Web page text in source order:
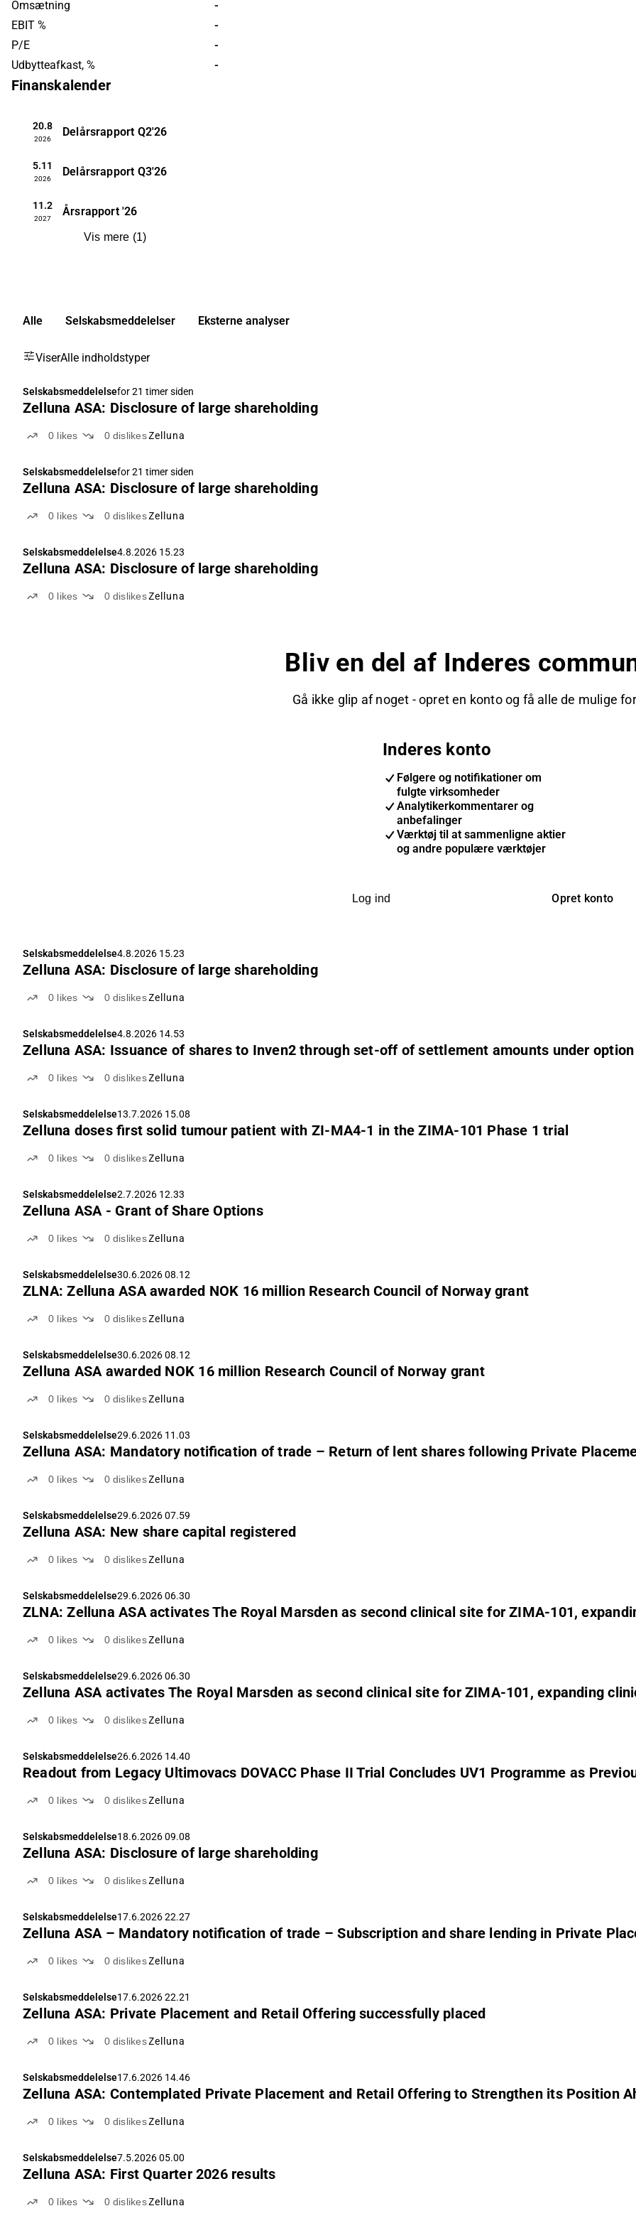
America. Ultimovacs was founded in
2011 and is headquartered in Oslo.
Omsætning
-
EBIT %
-
P/E
-
Udbytteafkast, %
-
Finanskalender
20.8
2026
Delårsrapport Q2'26
5.11
2026
Delårsrapport Q3'26
11.2
2027
Årsrapport '26
Vis mere (1)
Alle Selskabsmeddelelser Eksterne analyser
ViserAlle indholdstyper
Selskabsmeddelelsefor 21 timer siden
Zelluna ASA: Disclosure of large shareholding
0 likes 0 dislikes Zelluna
Selskabsmeddelelsefor 21 timer siden
Zelluna ASA: Disclosure of large shareholding
0 likes 0 dislikes Zelluna
Selskabsmeddelelse4.8.2026 15.23
Zelluna ASA: Disclosure of large shareholding
0 likes 0 dislikes Zelluna
Bliv en del af Inderes
Gå ikke glip af noget - opret en konto og få alle de mulige
Inderes konto
Følgere og notifikationer om
fulgte virksomheder
Analytikerkommentarer og
anbefalinger
Værktøj til at sammenligne aktier
og andre populære værktøjer
Log ind Opret konto
Selskabsmeddelelse4.8.2026 15.23
Zelluna ASA: Disclosure of large shareholding
0 likes 0 dislikesZelluna
Selskabsmeddelelse4.8.2026 14.53
Zelluna ASA: Issuance of shares to Inven2 through set-off of settlement amounts under
0 likes 0 dislikesZelluna
Selskabsmeddelelse13.7.2026 15.08
Zelluna doses first solid tumour patient with ZI-MA4-1 in the ZIMA-101 Phase 1 trial
0 likes 0 dislikesZelluna
Selskabsmeddelelse2.7.2026 12.33
Zelluna ASA - Grant of Share Options
0 likes 0 dislikesZelluna
Selskabsmeddelelse30.6.2026 08.12
ZLNA: Zelluna ASA awarded NOK 16 million Research Council of Norway grant
0 likes 0 dislikesZelluna
Selskabsmeddelelse30.6.2026 08.12
Zelluna ASA awarded NOK 16 million Research Council of Norway grant
0 likes 0 dislikesZelluna
Selskabsmeddelelse29.6.2026 11.03
Zelluna ASA: Mandatory notification of trade – Return of lent shares following Private
0 likes 0 dislikesZelluna
Selskabsmeddelelse29.6.2026 07.59
Zelluna ASA: New share capital registered
0 likes 0 dislikesZelluna
Selskabsmeddelelse29.6.2026 06.30
ZLNA: Zelluna ASA activates The Royal Marsden as second clinical site for ZIMA-101,
0 likes 0 dislikesZelluna
Selskabsmeddelelse29.6.2026 06.30
Zelluna ASA activates The Royal Marsden as second clinical site for ZIMA-101, expanding
0 likes 0 dislikesZelluna
Selskabsmeddelelse26.6.2026 14.40
Readout from Legacy Ultimovacs DOVACC Phase II Trial Concludes UV1 Programme as
0 likes 0 dislikesZelluna
Selskabsmeddelelse18.6.2026 09.08
Zelluna ASA: Disclosure of large shareholding
0 likes 0 dislikesZelluna
Selskabsmeddelelse17.6.2026 22.27
Zelluna ASA – Mandatory notification of trade – Subscription and share lending in Private
0 likes 0 dislikesZelluna
Selskabsmeddelelse17.6.2026 22.21
Zelluna ASA: Private Placement and Retail Offering successfully placed
0 likes 0 dislikesZelluna
Selskabsmeddelelse17.6.2026 14.46
Zelluna ASA: Contemplated Private Placement and Retail Offering to Strengthen its Position
0 likes 0 dislikesZelluna
Selskabsmeddelelse7.5.2026 05.00
Zelluna ASA: First Quarter 2026 results
0 likes 0 dislikesZelluna